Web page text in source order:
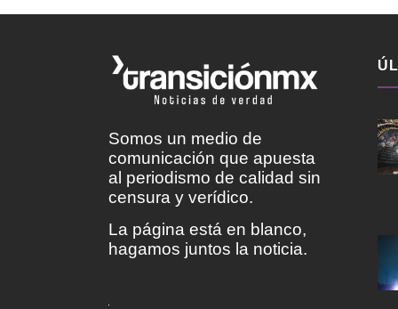
Somos un medio de
comunicación que apuesta
al periodismo de calidad sin
censura y verídico.
La página está en blanco,
hagamos juntos la noticia.